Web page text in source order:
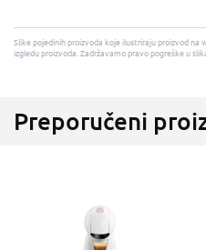
Slike pojedinih proizvoda koje ilustriraju proizvod
izgledu proizvoda. Zadržavamo pravo pogreške u
Preporučeni